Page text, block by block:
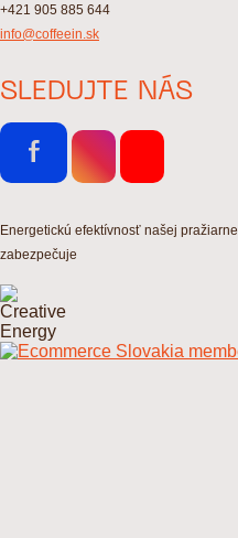
+421 905 885 644
info@coffeein.sk
SLEDUJTE NÁS
Energetickú efektívnosť našej pražiarne
zabezpečuje